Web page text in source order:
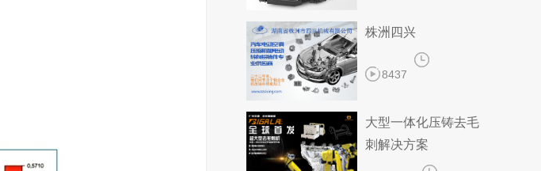
株洲四兴
8437
大型一体化压铸去毛
刺解决方案